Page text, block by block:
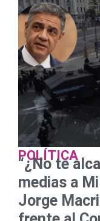
POLÍTICA
“¿No te
medias a
Jorge